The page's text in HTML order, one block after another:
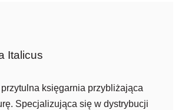
Italicus
księgarnia przybliżająca
Specjalizująca się w dystrybucji